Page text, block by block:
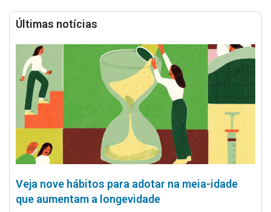
Últimas notícias
Veja nove hábitos para adotar na meia-idade
que aumentam a longevidade